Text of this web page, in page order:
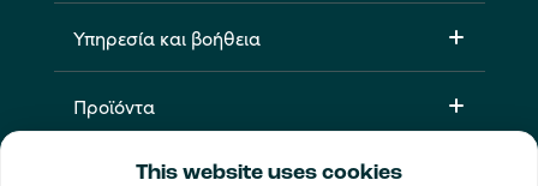
This website uses cookies
Υπηρεσία και βοήθεια
Προϊόντα